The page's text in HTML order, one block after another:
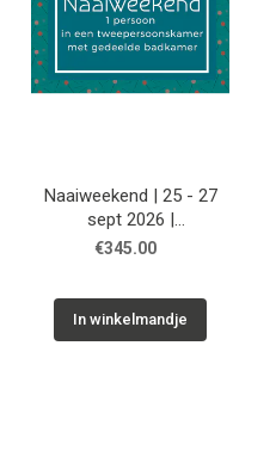
Naaiweekend | 25 - 27
sept 2026 |
Tweepersoonskamer,
€345.00
In winkelmandje